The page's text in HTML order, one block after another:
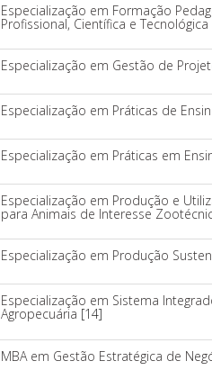
Especialização em Formação
Profissional, Científica e Tecnológica
Especialização em Gestão de
Especialização em Práticas de
Especialização em Práticas em
Especialização em Produção e
para Animais de Interesse
Especialização em Produção
Especialização em Sistema
Agropecuária [14]
MBA em Gestão Estratégica de